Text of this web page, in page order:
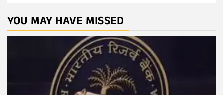
YOU MAY HAVE MISSED